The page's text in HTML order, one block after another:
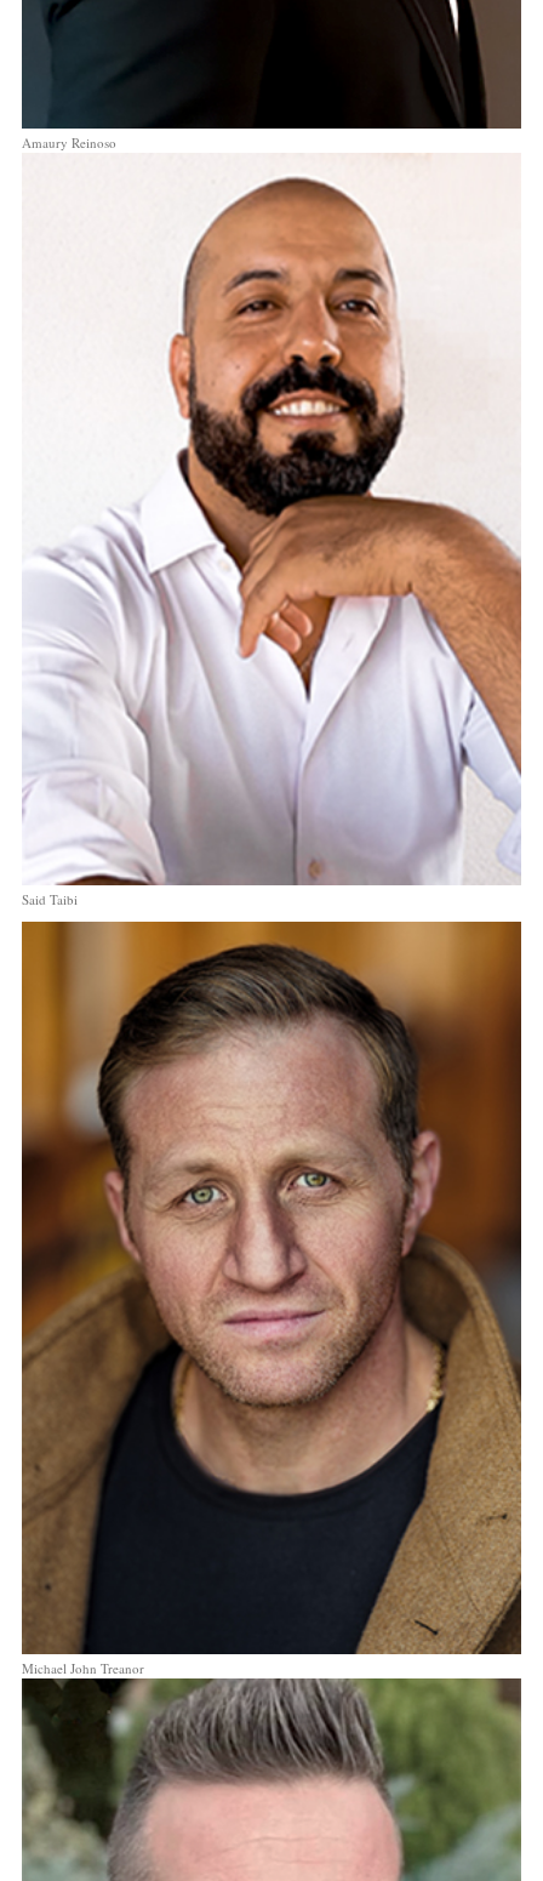
Amaury Reinoso
Said Taibi
Michael John Treanor